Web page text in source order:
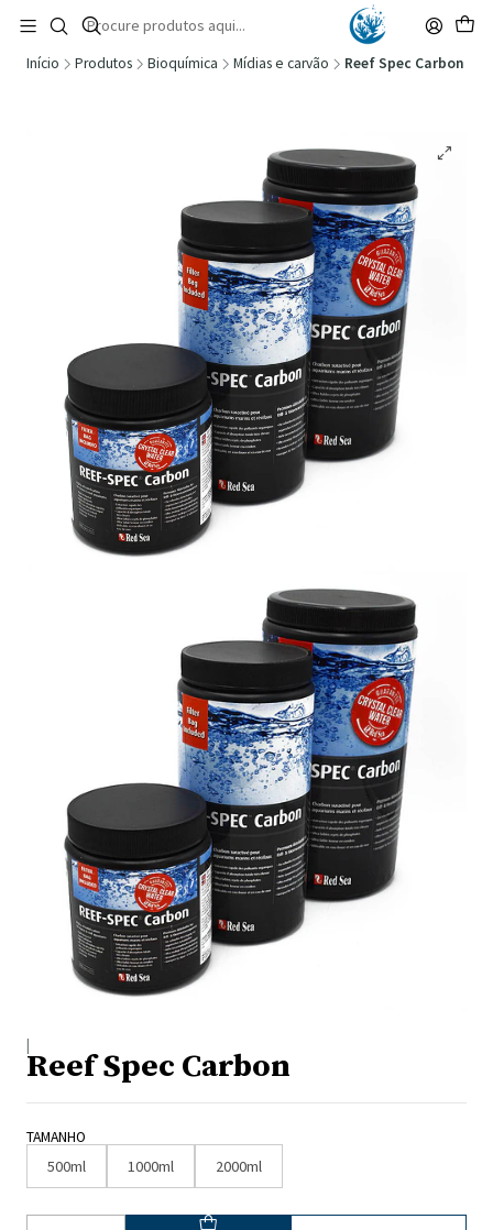
🚚 Portugal Continental: Portes Grátis desde 149,90€ (Envio extresso: 14,90€)
Ler mais
Início Produtos Bioquímica Mídias e carvão Reef Spec Carbon
|
Reef Spec Carbon
TAMANHO
500ml 1000ml 2000ml